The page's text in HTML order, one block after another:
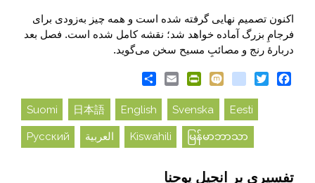
اکنون تصمیم نهایی گرفته شده است و همه چیز به‌زودی برای
فرجامِ بزرگ آماده خواهد شد؛ نقشه کامل شده است. فصل بعد
دربارۀ رنج و مصائبِ مسیح سخن می‌گوید.
Facebook
Twitter
blogger_post
Mixi
PrintFriendly
Email
Suomi 日本語 English Svenska Eesti
Русский العربية Kiswahili မြန်မာဘာသာ
تفسیری بر انجیل یوحنا